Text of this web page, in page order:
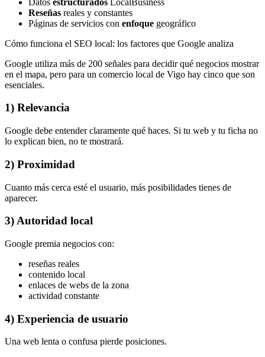
Reseñas reales y constantes
Páginas de servicios con enfoque geográfico
Cómo funciona el SEO local: los factores que Google analiza
Google utiliza más de 200 señales para decidir qué negocios mostrar
en el mapa, pero para un comercio local de Vigo hay cinco que son
esenciales.
1) Relevancia
Google debe entender claramente qué haces. Si tu web y tu ficha no
lo explican bien, no te mostrará.
2) Proximidad
Cuanto más cerca esté el usuario, más posibilidades tienes de
aparecer.
3) Autoridad local
Google premia negocios con:
reseñas reales
contenido local
enlaces de webs de la zona
actividad constante
4) Experiencia de usuario
Una web lenta o confusa pierde posiciones.